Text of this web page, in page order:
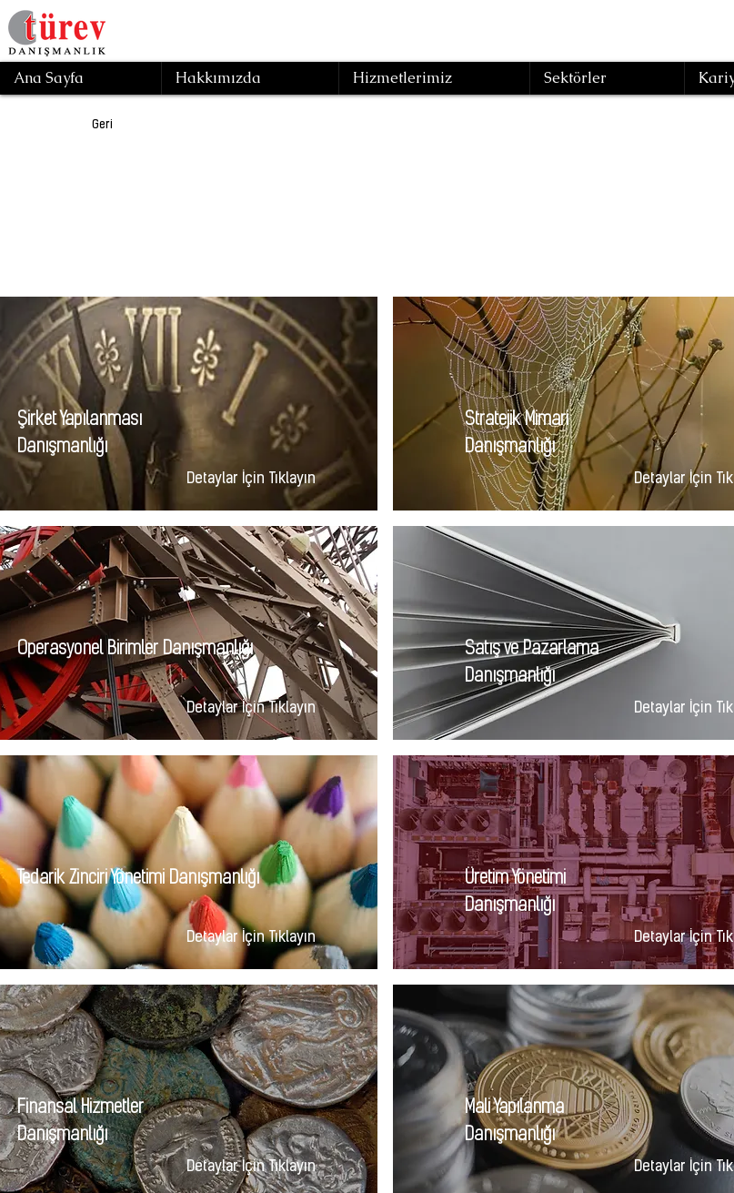
Ana Sayfa Hakkımızda Hizmetlerimiz Sektörler
Geri
Şirket Yapılanması
Danışmanlığı
Detaylar İçin Tıklayın
Operasyonel Birimler Danışmanlığı
Detaylar İçin Tıklayın
Tedarik Zinciri Yönetimi Danışmanlığı
Detaylar İçin Tıklayın
Finansal Hizmetler
Danışmanlığı
Detaylar İçin Tıklayın
Stratejik Mimari
Danışmanlığı
Detaylar İçin
Satış ve Pazarlama
Danışmanlığı
Detaylar İçin
Üretim Yönetimi
Danışmanlığı
Detaylar İçin
Mali Yapılanma
Danışmanlığı
Detaylar İçin